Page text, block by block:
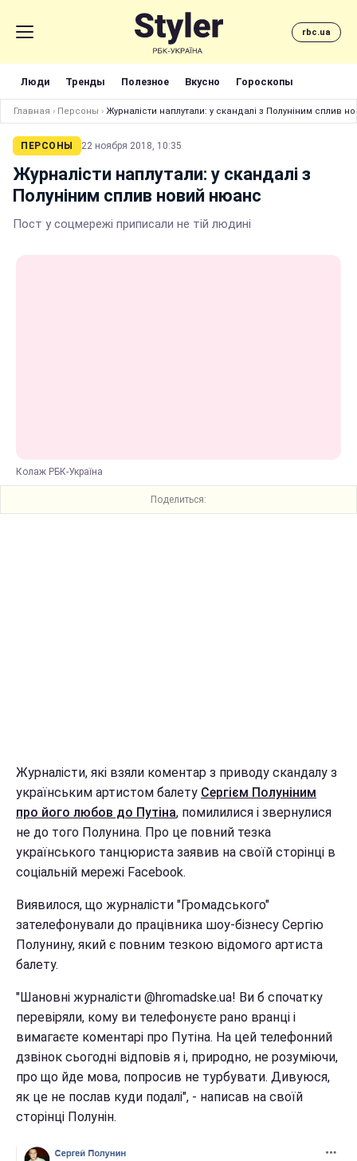
rbc.ua
Люди Тренды Полезное Вкусно Гороскопы
Главная › Персоны › Журналісти наплутали: у скандалі з Полуніним сплив
ПЕРСОНЫ 22 ноября 2018, 10:35
Журналісти наплутали: у скандалі з
Полуніним сплив новий нюанс
Пост у соцмережі приписали не тій людині
Колаж РБК-Україна
Поделиться:
Журналісти, які взяли коментар з приводу скандалу з
українським артистом балету Сергієм Полуніним
про його любов до Путіна, помилилися і звернулися
не до того Полунина. Про це повний тезка
українського танцюриста заявив на своїй сторінці в
соціальній мережі Facebook.
Виявилося, що журналісти "Громадського"
зателефонували до працівника шоу-бізнесу Сергію
Полунину, який є повним тезкою відомого артиста
балету.
"Шановні журналісти @hromadske.ua! Ви б спочатку
перевіряли, кому ви телефонуєте рано вранці і
вимагаєте коментарі про Путіна. На цей телефонний
дзвінок сьогодні відповів я і, природно, не розуміючи,
про що йде мова, попросив не турбувати. Дивуюся,
як це не послав куди подалі", - написав на своїй
сторінці Полунін.